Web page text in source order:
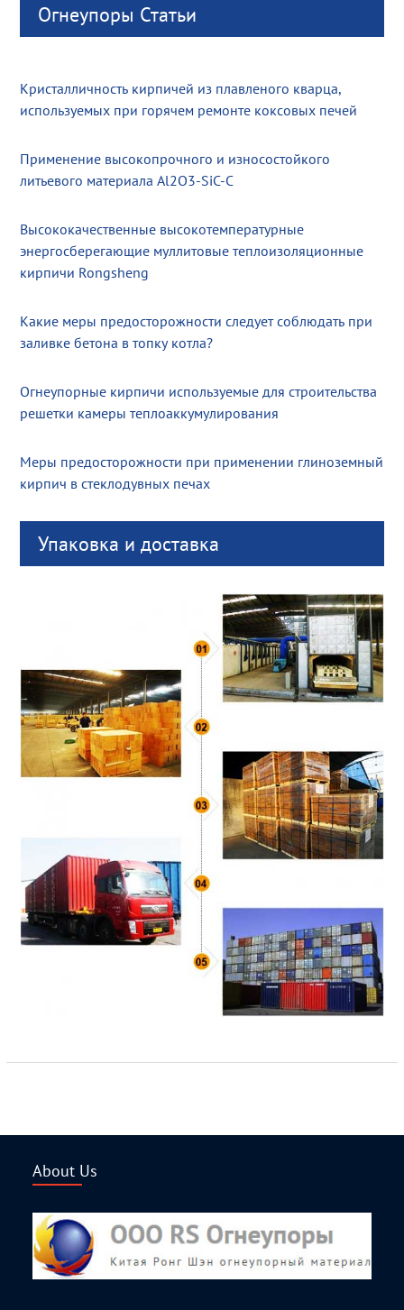
Огнеупоры Статьи
Кристалличность кирпичей из плавленого кварца,
используемых при горячем ремонте коксовых печей
Применение высокопрочного и износостойкого
литьевого материала Al2O3-SiC-C
Высококачественные высокотемпературные
энергосберегающие муллитовые теплоизоляционные
кирпичи Rongsheng
Какие меры предосторожности следует соблюдать при
заливке бетона в топку котла?
Огнеупорные кирпичи используемые для строительства
решетки камеры теплоаккумулирования
Меры предосторожности при применении глиноземный
кирпич в стеклодувных печах
Упаковка и доставка
About Us